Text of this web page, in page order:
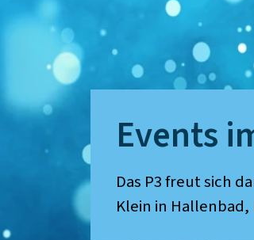
Events
Das P3 freut sich
Klein in